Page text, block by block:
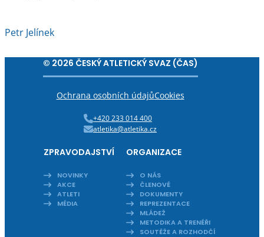
Petr Jelínek
© 2026 ČESKÝ ATLETICKÝ SVAZ (ČAS)
Ochrana osobních údajůCookies
+420 233 014 400
atletika@atletika.cz
ZPRAVODAJSTVÍ
NOVINKY
AKCE
ATLETI
MÉDIA
ORGANIZACE
O NÁS
ČLENOVÉ
DOKUMENTY
REPREZENTACE
MLÁDEŽ
METODIKA A TRENÉŘI
SOUTĚŽE A ROZHODČÍ